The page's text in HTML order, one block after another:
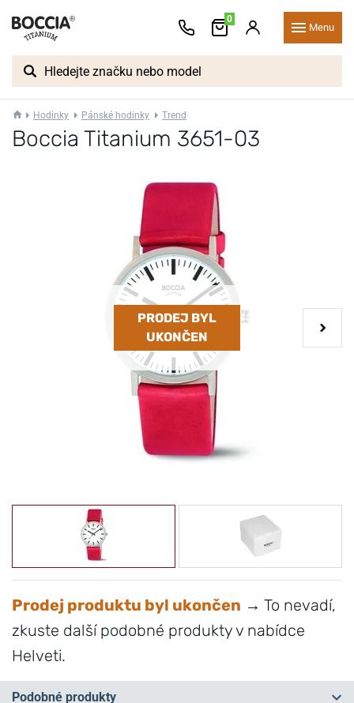
0
Menu
Hodinky Pánské hodinky Trend
Boccia Titanium 3651-03
PRODEJ BYL
UKONČEN
Prodej produktu byl ukončen → To nevadí,
zkuste další podobné produkty v nabídce
Helveti.
Podobné produkty